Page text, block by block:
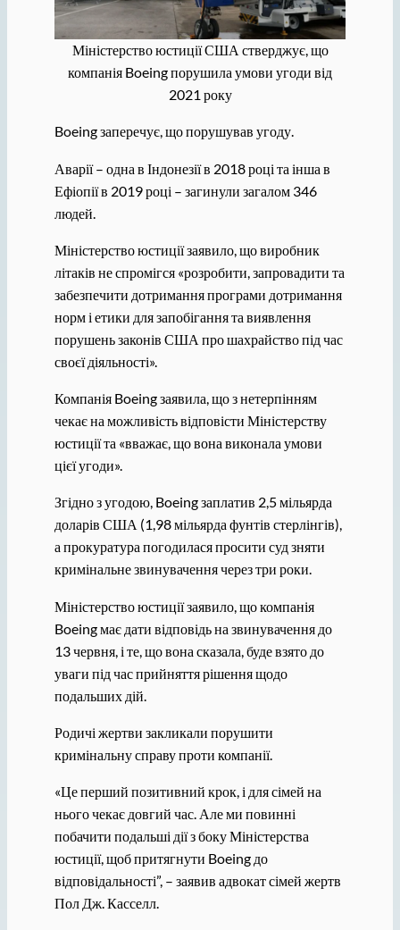
Міністерство юстиції США стверджує, що
компанія Boeing порушила умови угоди від
2021 року
Boeing заперечує, що порушував угоду.
Аварії – одна в Індонезії в 2018 році та інша в
Ефіопії в 2019 році – загинули загалом 346
людей.
Міністерство юстиції заявило, що виробник
літаків не спромігся «розробити, запровадити та
забезпечити дотримання програми дотримання
норм і етики для запобігання та виявлення
порушень законів США про шахрайство під час
своєї діяльності».
Компанія Boeing заявила, що з нетерпінням
чекає на можливість відповісти Міністерству
юстиції та «вважає, що вона виконала умови
цієї угоди».
Згідно з угодою, Boeing заплатив 2,5 мільярда
доларів США (1,98 мільярда фунтів стерлінгів),
а прокуратура погодилася просити суд зняти
кримінальне звинувачення через три роки.
Міністерство юстиції заявило, що компанія
Boeing має дати відповідь на звинувачення до
13 червня, і те, що вона сказала, буде взято до
уваги під час прийняття рішення щодо
подальших дій.
Родичі жертви закликали порушити
кримінальну справу проти компанії.
«Це перший позитивний крок, і для сімей на
нього чекає довгий час. Але ми повинні
побачити подальші дії з боку Міністерства
юстиції, щоб притягнути Boeing до
відповідальності”, – заявив адвокат сімей жертв
Пол Дж. Касселл.